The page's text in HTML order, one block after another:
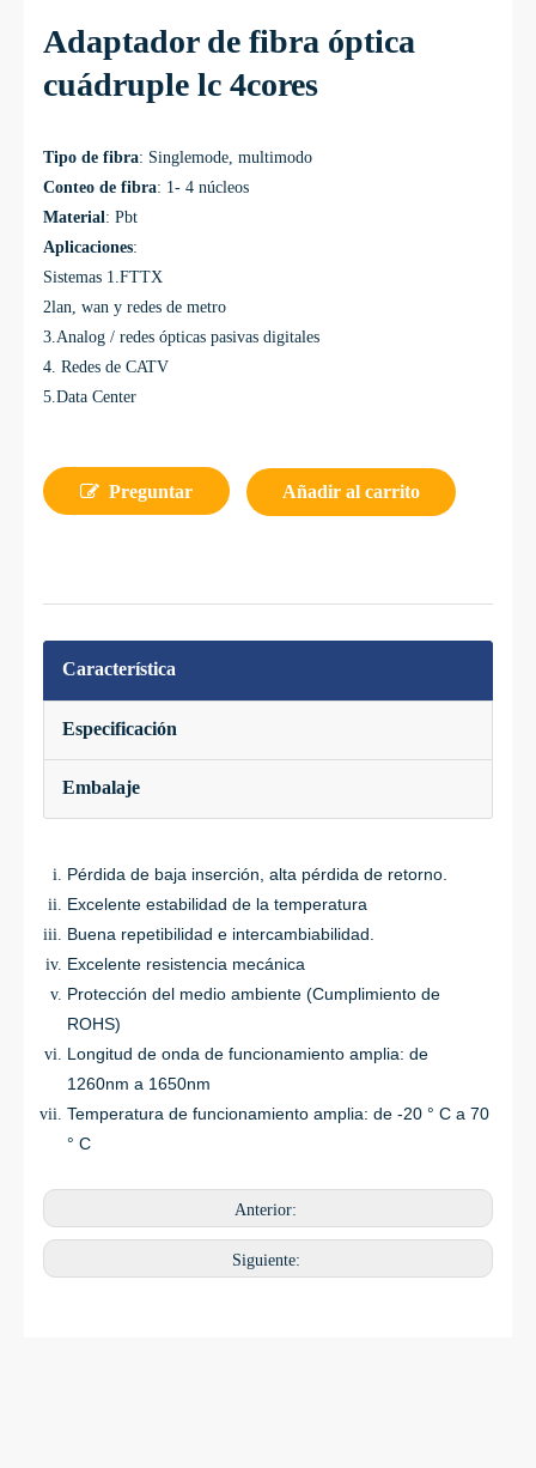
Adaptador de fibra óptica
cuádruple lc 4cores
Tipo de fibra: Singlemode, multimodo
Conteo de fibra: 1- 4 núcleos
Material: Pbt
Aplicaciones:
Sistemas 1.FTTX
2lan, wan y redes de metro
3.Analog / redes ópticas pasivas digitales
4. Redes de CATV
5.Data Center
Preguntar Añadir al carrito
Característica
Especificación
Embalaje
Pérdida de baja inserción, alta pérdida de retorno.
Excelente estabilidad de la temperatura
Buena repetibilidad e intercambiabilidad.
Excelente resistencia mecánica
Protección del medio ambiente (Cumplimiento de
ROHS)
Longitud de onda de funcionamiento amplia: de
1260nm a 1650nm
Temperatura de funcionamiento amplia: de -20 ° C a 70
° C
Anterior:
Siguiente: